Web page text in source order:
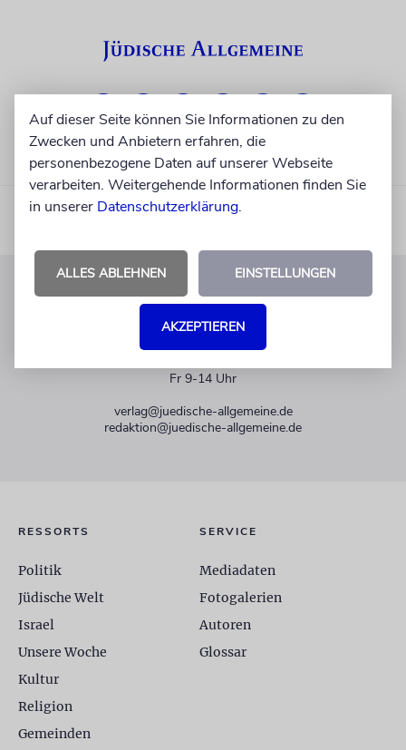
KUNDENSERVICE
Fr 9-14 Uhr
verlag@juedische-allgemeine.de
redaktion@juedische-allgemeine.de
RESSORTS
Politik
Jüdische Welt
Israel
Unsere Woche
Kultur
Religion
Gemeinden
SERVICE
Mediadaten
Fotogalerien
Autoren
Glossar
Auf dieser Seite können Sie Informationen zu den
Zwecken und Anbietern erfahren, die
personenbezogene Daten auf unserer Webseite
verarbeiten. Weitergehende Informationen finden Sie
in unserer Datenschutzerklärung.
ALLES ABLEHNEN EINSTELLUNGEN
AKZEPTIEREN